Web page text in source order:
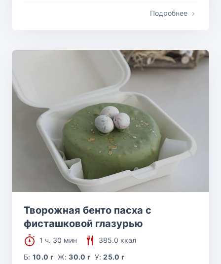
Подробнее
Творожная бенто пасха с
фисташковой глазурью
1 ч. 30 мин
385.0 ккал
Б:10.0 г Ж:30.0 г У:25.0 г